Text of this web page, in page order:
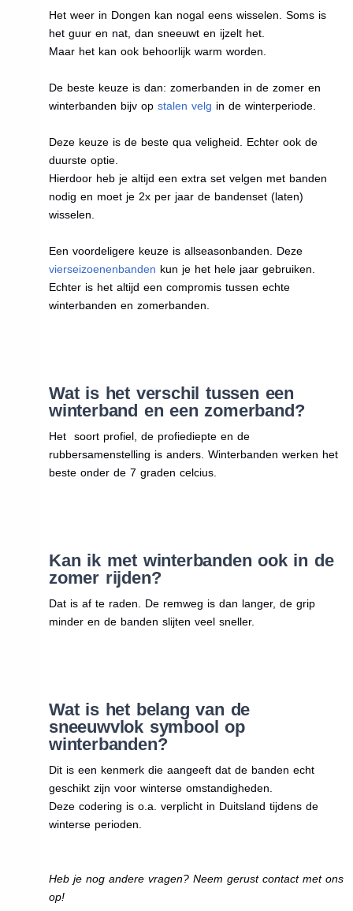
Het weer in Dongen kan nogal eens wisselen. Soms is
het guur en nat, dan sneeuwt en ijzelt het.
Maar het kan ook behoorlijk warm worden.
De beste keuze is dan: zomerbanden in de zomer en
winterbanden bijv op stalen velg in de winterperiode.
Deze keuze is de beste qua veligheid. Echter ook de
duurste optie.
Hierdoor heb je altijd een extra set velgen met banden
nodig en moet je 2x per jaar de bandenset (laten)
wisselen.
Een voordeligere keuze is allseasonbanden. Deze
vierseizoenenbanden kun je het hele jaar gebruiken.
Echter is het altijd een compromis tussen echte
winterbanden en zomerbanden.
Wat is het verschil tussen een
winterband en een zomerband?
Het soort profiel, de profiediepte en de
rubbersamenstelling is anders. Winterbanden werken het
beste onder de 7 graden celcius.
Kan ik met winterbanden ook in de
zomer rijden?
Dat is af te raden. De remweg is dan langer, de grip
minder en de banden slijten veel sneller.
Wat is het belang van de
sneeuwvlok symbool op
winterbanden?
Dit is een kenmerk die aangeeft dat de banden echt
geschikt zijn voor winterse omstandigheden.
Deze codering is o.a. verplicht in Duitsland tijdens de
winterse perioden.
Heb je nog andere vragen? Neem gerust contact met ons
op!